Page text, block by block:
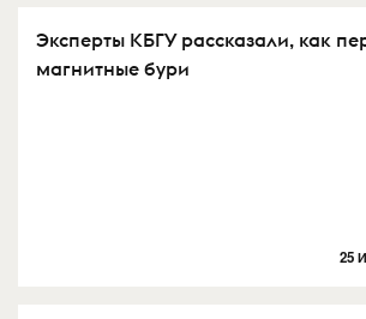
Эксперты КБГУ рассказали, как
магнитные бури
25